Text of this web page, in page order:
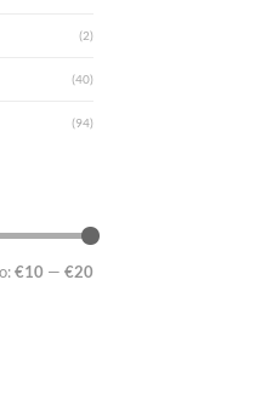
(2)
(40)
(94)
€10 — €20